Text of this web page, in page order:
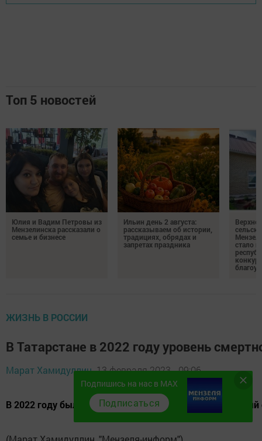
Топ 5 новостей
Юлия и Вадим Петровы из
Мензелинска рассказали о
семье и бизнесе
Ильин день 2 августа:
рассказываем об истории,
традициях, обрядах и
запретах праздника
стало
ЖИЗНЬ В РОССИИ
В Татарстане в 2022 году уровень
Марат Хамидуллин, 13 февраля 2023 - 09:06
В 2022 году было зарегистрировано 60 301 смертельный
Подпишись на нас в MAX
Подписаться